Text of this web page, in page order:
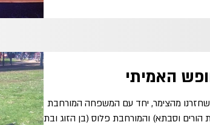
האמיתי
מהצימר, יחד עם המשפחה המורחבת
הורים וסבתא) והמורחבת פלוס (בן הזוג ובתו